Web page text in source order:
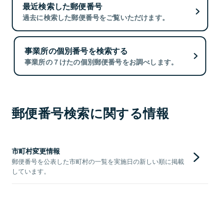
最近検索した郵便番号
過去に検索した郵便番号をご覧いただけます。
事業所の個別番号を検索する
事業所の７けたの個別郵便番号をお調べします。
郵便番号検索に関する情報
市町村変更情報
郵便番号を公表した市町村の一覧を実施日の新しい順に掲載
しています。